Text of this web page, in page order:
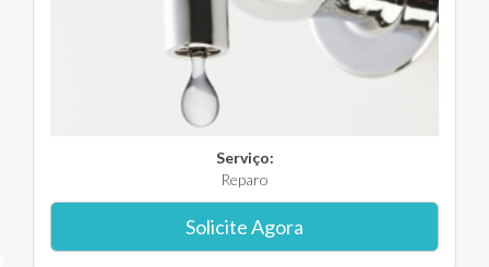
Serviço:
Reparo
Solicite Agora